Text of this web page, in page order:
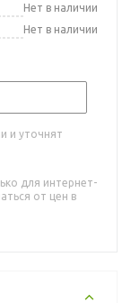
Нет в наличии
Нет в наличии
и уточнят
для интернет-
от цен в